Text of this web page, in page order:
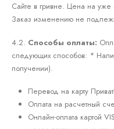
Сайте в гривне. Цена на
Заказ изменению не
4.2. Способы оплаты:
следующих способов: *
получении).
Перевод на карту
Оплата на расчетный
Онлайн-оплата картой